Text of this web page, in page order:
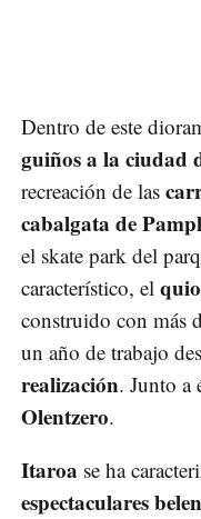
Dentro de este
guiños a la ciudad
recreación de las
cabalgata de
el skate park del
característico, el
construido con más
un año de trabajo
realización. Junto a
Olentzero.
Itaroa se ha
espectaculares